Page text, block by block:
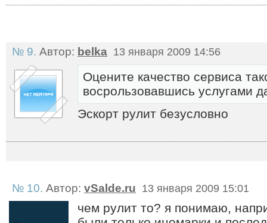
№ 9. Автор: belka 13 января 2009 14:56
Оцените качество сервиса
восрользовавшись услугами
Эскорт рулит безусловно
№ 10. Автор: vSalde.ru 13 января 2009 15:01
чем рулит то? я понимаю,